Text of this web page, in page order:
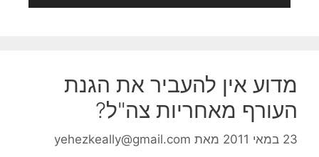
מדוע אין להעביר את הגנת
העורף מאחריות צה"ל?
23 במאי 2011 מאת yehezkeally@gmail.com